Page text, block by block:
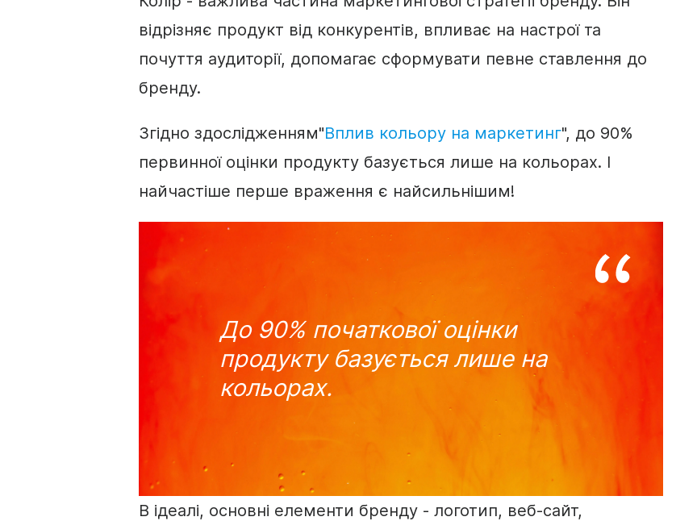
відрізняє продукт від конкурентів, впливає на настрої та
почуття аудиторії, допомагає сформувати певне ставлення до
бренду.
Згідно здослідженням"Вплив кольору на маркетинг", до 90%
первинної оцінки продукту базується лише на кольорах. І
найчастіше перше враження є найсильнішим!
До 90% початкової оцінки
продукту базується лише на
кольорах.
В ідеалі, основні елементи бренду - логотип, веб-сайт,